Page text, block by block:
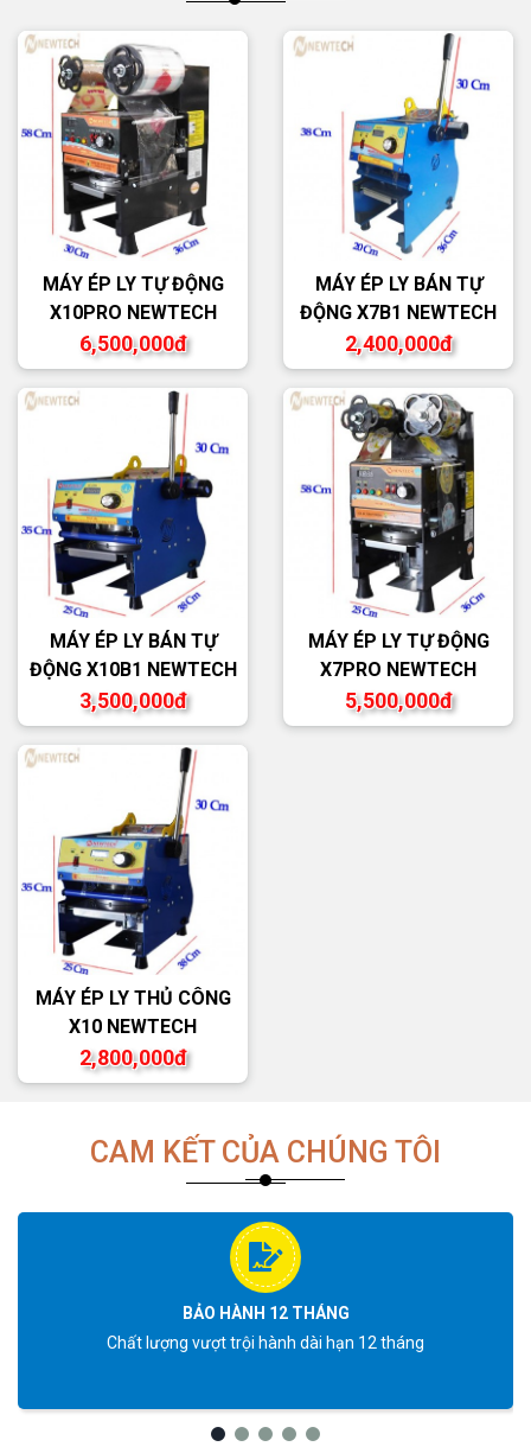
MÁY ÉP LY TỰ ĐỘNG
X10PRO NEWTECH
6,500,000đ
MÁY ÉP LY BÁN TỰ
ĐỘNG X7B1 NEWTECH
2,400,000đ
MÁY ÉP LY BÁN TỰ
ĐỘNG X10B1 NEWTECH
3,500,000đ
MÁY ÉP LY TỰ ĐỘNG
X7PRO NEWTECH
5,500,000đ
MÁY ÉP LY THỦ CÔNG
X10 NEWTECH
2,800,000đ
CAM KẾT CỦA CHÚNG TÔI
BẢO HÀNH 12 THÁNG
Chất lượng vượt trội hành dài hạn 12 tháng